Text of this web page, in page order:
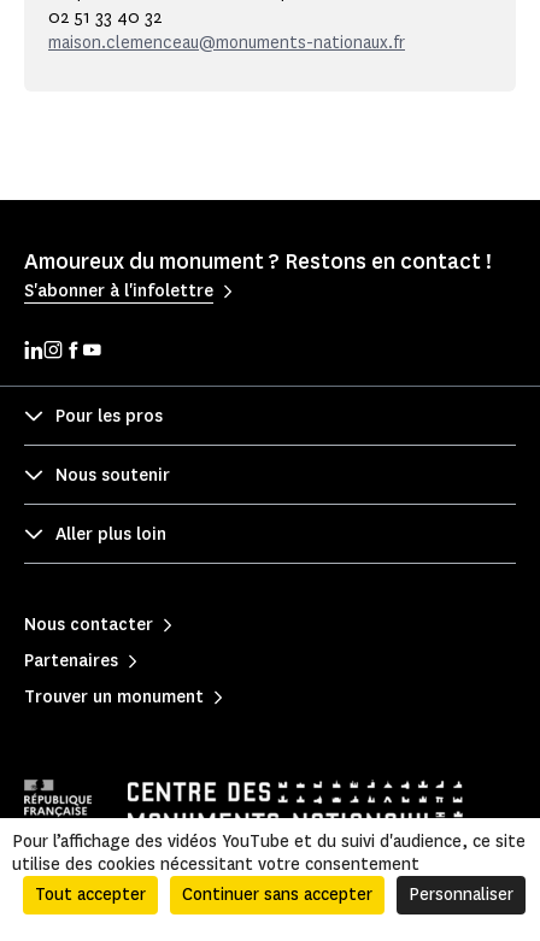
02 51 33 40 32
maison.clemenceau@monuments-nationaux.fr
Amoureux du monument ? Restons en contact !
S'abonner à l'infolettre
Pour les pros
Nous soutenir
Aller plus loin
Nous contacter
Partenaires
Trouver un monument
Mentions légales Politique de confidentialité
|
Informations légales et administratives
| Plan du site
Pour l’affichage des vidéos YouTube et du suivi d'audience, ce site
utilise des cookies nécessitant votre consentement
Tout accepter
Continuer sans accepter Personnaliser